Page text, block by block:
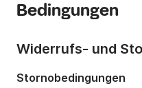
Anzahl Plätze an Bord:
Bedingungen
Widerrufs- und
Stornobedingungen